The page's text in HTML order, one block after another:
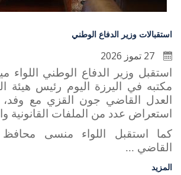
استقبالات وزير الدفاع الوطني
استقبل وزير الدفاع الوطني
مكتبه في اليرزة اليوم رئيس هيئة
العدل القاضي جون القزي مع وفد،
استعراض عدد من الملفات القانونية
كما استقبل اللواء منسى
القاضي ...
المزيد